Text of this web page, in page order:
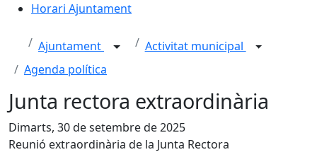
Horari Ajuntament
Ajuntament
Activitat municipal
Agenda política
Junta rectora extraordinària
Dimarts, 30 de setembre de 2025
Reunió extraordinària de la Junta Rectora